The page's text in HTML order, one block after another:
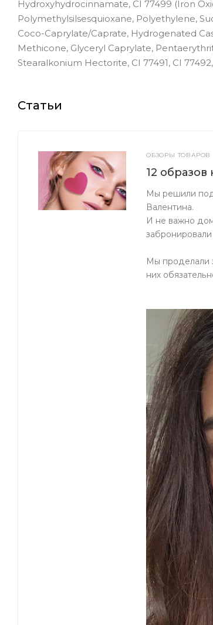
Hydroxyhydrocinnamate, CI 77499 (Iron
Polymethylsilsesquioxane, Polyethylene,
Coco-Caprylate/Caprate, Hydrogenated
Methicone, Glyceryl Caprylate,
Stearalkonium Hectorite, CI 77491, CI
Статьи
ОБЗОРЫ ТОВАРОВ
12 образов
Мы решили
Валентина.
И не важно
Мы проделали
них